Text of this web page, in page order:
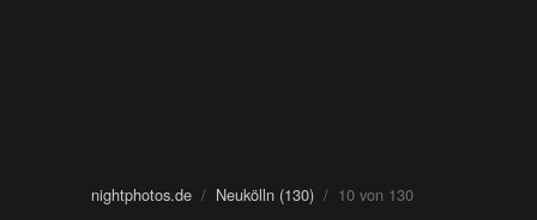
nightphotos.de/ Neukölln (130)/ 10 von 130